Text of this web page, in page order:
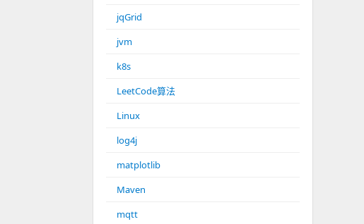
jqGrid
jvm
k8s
LeetCode算法
Linux
log4j
matplotlib
Maven
mqtt